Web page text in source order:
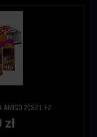
AMIGO 20SZT. F2
zł